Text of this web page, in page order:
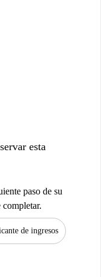
esta
paso de su
de ingresos